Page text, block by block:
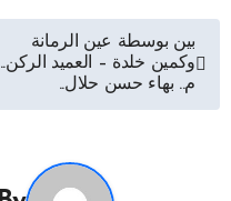
تصفّح
المقالات
بين بوسطة عين الرمانة
وكمين خلدة – العميد الركن..
م.. بهاء حسن حلال..